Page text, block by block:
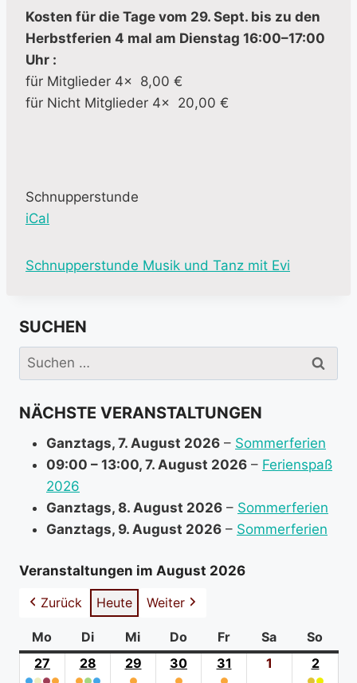
Kosten für die Tage vom 29. Sept. bis zu den
Herbstferien 4 mal am Dienstag 16:00–17:00
Uhr :
für Mitglieder 4x 8,00 €
für Nicht Mitglieder 4x 20,00 €
Schnupperstunde
iCal
M
e
i
n
o
n
b
u
Schnupperstunde Musik und Tanz mit Evi
SUCHEN
Suchen
nach:
NÄCHSTE VERANSTALTUNGEN
Ganztags, 7. August 2026 – Sommerferien
09:00 – 13:00, 7. August 2026 – Ferienspaß
2026
Ganztags, 8. August 2026 – Sommerferien
Ganztags, 9. August 2026 – Sommerferien
Veranstaltungen im August 2026
Zurück
Heute Weiter
Mo Montag
DiDienstag
Mi Mittwoch
DoDonnerstag
FrFreitag
Sa Samstag
So
27
28 29 30 31 1 22.